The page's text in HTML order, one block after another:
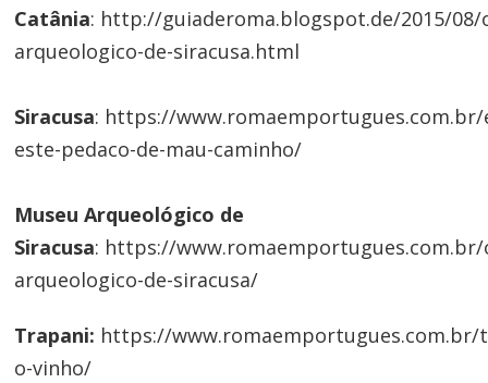
Catânia: http://guiaderoma.blogspot.de/2015/08/
arqueologico-de-siracusa.html
Siracusa: https://www.romaemportugues.com.br/
este-pedaco-de-mau-caminho/
Museu Arqueológico de
Siracusa: https://www.romaemportugues.com.br/
arqueologico-de-siracusa/
Trapani: https://www.romaemportugues.com.br/
o-vinho/